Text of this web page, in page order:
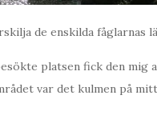
de enskilda fåglarnas
platsen fick den mig
var det kulmen på